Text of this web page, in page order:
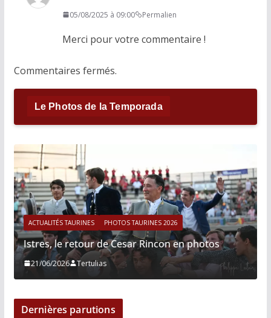
05/08/2025 à 09:00 Permalien
Merci pour votre commentaire !
Commentaires fermés.
Le Photos de la Temporada
ACTUALITÉS TAURINES PHOTOS TAURINES 2026
Istres, le retour de Cesar Rincon en photos
21/06/2026 Tertulias
Dernières parutions